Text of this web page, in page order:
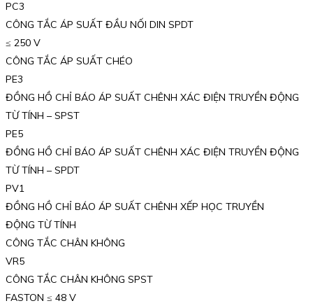
PC3
CÔNG TẮC ÁP SUẤT ĐẦU NỐI DIN SPDT
≤ 250 V
CÔNG TẮC ÁP SUẤT CHÉO
PE3
ĐỒNG HỒ CHỈ BÁO ÁP SUẤT CHÊNH XÁC ĐIỆN TRUYỀN ĐỘNG
TỪ TÍNH – SPST
PE5
ĐỒNG HỒ CHỈ BÁO ÁP SUẤT CHÊNH XÁC ĐIỆN TRUYỀN ĐỘNG
TỪ TÍNH – SPDT
PV1
ĐỒNG HỒ CHỈ BÁO ÁP SUẤT CHÊNH XẾP HỌC TRUYỀN
ĐỘNG TỪ TÍNH
CÔNG TẮC CHÂN KHÔNG
VR5
CÔNG TẮC CHÂN KHÔNG SPST
FASTON ≤ 48 V